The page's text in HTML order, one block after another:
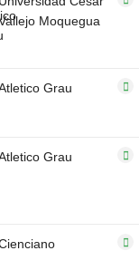
Moquegua
Grau
Grau